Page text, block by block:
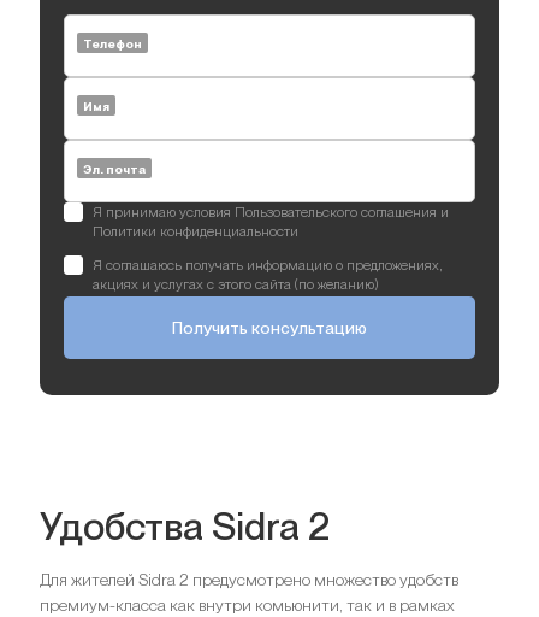
Телефон
Имя
Эл. почта
Я принимаю условия Пользовательского соглашения и
Политики конфиденциальности
Я соглашаюсь получать информацию о предложениях,
акциях и услугах с этого сайта (по желанию)
Получить консультацию
Удобства Sidra 2
Для жителей Sidra 2 предусмотрено множество удобств
премиум-класса как внутри комьюнити, так и в рамках